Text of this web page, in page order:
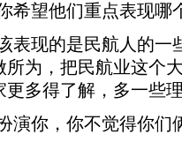
望他们重点表现哪
现的是民航人的一
为，把民航业这个
多得了解，多一些
你，你不觉得你们